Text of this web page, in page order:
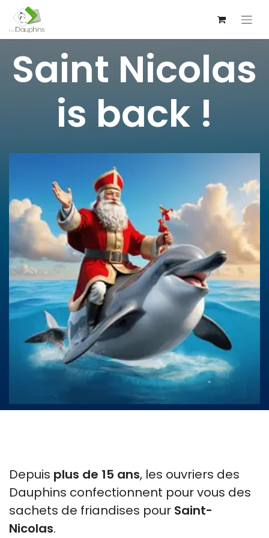
Saint Nicolas
is back !
Depuis plus de 15 ans, les ouvriers des
Dauphins confectionnent pour vous des
sachets de friandises pour Saint-
Nicolas. ​